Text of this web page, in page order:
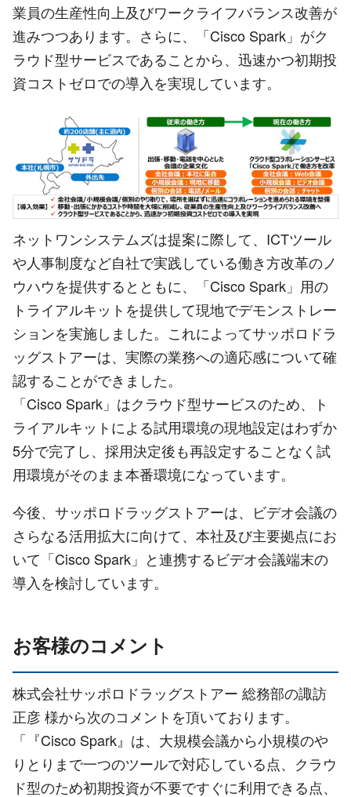
業員の生産性向上及びワークライフバランス改善が
進みつつあります。さらに、「Cisco Spark」がク
ラウド型サービスであることから、迅速かつ初期投
資コストゼロでの導入を実現しています。
ネットワンシステムズは提案に際して、ICTツール
や人事制度など自社で実践している働き方改革のノ
ウハウを提供するとともに、「Cisco Spark」用の
トライアルキットを提供して現地でデモンストレー
ションを実施しました。これによってサッポロドラ
ッグストアーは、実際の業務への適応感について確
認することができました。
「Cisco Spark」はクラウド型サービスのため、ト
ライアルキットによる試用環境の現地設定はわずか
5分で完了し、採用決定後も再設定することなく試
用環境がそのまま本番環境になっています。
今後、サッポロドラッグストアーは、ビデオ会議の
さらなる活用拡大に向けて、本社及び主要拠点にお
いて「Cisco Spark」と連携するビデオ会議端末の
導入を検討しています。
お客様のコメント
株式会社サッポロドラッグストアー 総務部の諏訪
正彦 様から次のコメントを頂いております。
「『Cisco Spark』は、大規模会議から小規模のや
りとりまで一つのツールで対応している点、クラウ
ド型のため初期投資が不要ですぐに利用できる点、